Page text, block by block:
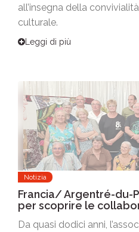
all’insegna della
culturale.
Leggi di più
Notizia
Francia/ Argentré-du-
per scoprire le
Da quasi dodici anni,